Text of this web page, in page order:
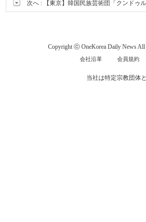
次へ : 【東京】韓国民族芸術団「クンドゥ
Copyright ⓒ OneKorea Daily News All
会社沿革 会員規約
当社は特定宗教団体